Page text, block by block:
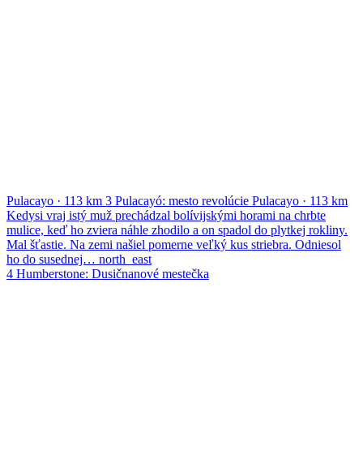
Pulacayo · 113 km 3 Pulacayó: mesto revolúcie Pulacayo · 113 km
Kedysi vraj istý muž prechádzal bolívijskými horami na chrbte
mulice, keď ho zviera náhle zhodilo a on spadol do plytkej rokliny.
Mal šťastie. Na zemi našiel pomerne veľký kus striebra. Odniesol
ho do susednej… north_east
4 Humberstone: Dusičnanové mestečka